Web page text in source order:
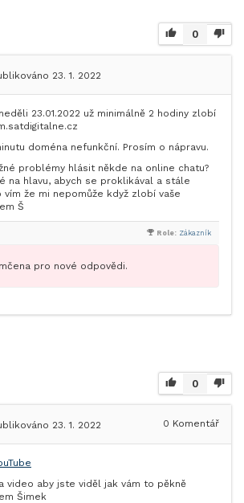
0
23. 1. 2022
23.01.2022 už minimálně 2 hodiny zlobí
doména nefunkční. Prosím o nápravu.
problémy hlásit někde na online chatu?
na hlavu, abych se proklikával a stále
vím že mi nepomůže když zlobí vaše
Š
Role: Zákazník
pro nové odpovědi.
0
23. 1. 2022 0 Komentář
video aby jste viděl jak vám to pěkně
Šimek